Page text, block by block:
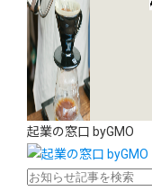
起業の窓口 byGMO